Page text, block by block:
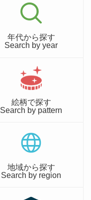
年代から探す
Search by year
絵柄で探す
Search by pattern
地域から探す
Search by region